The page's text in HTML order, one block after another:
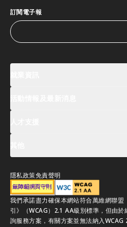
訂閱電子報
薪酬指數
全球人才高峰會周
聯絡我們
支援服務
移居香港指南
隱私政策免責聲明
我們承諾盡力確保本網站符合萬維網聯盟
引》（WCAG）2.1 AA級別標準，但由
詢服務方案，有關方案並無法納入WCAG